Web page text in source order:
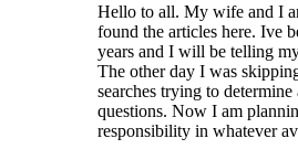
Hello to all. My wife and I
found the articles here. Ive
years and I will be telling
The other day I was
searches trying to
questions. Now I am
responsibility in whatever